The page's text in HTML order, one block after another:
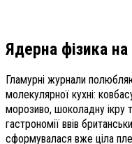
Ядерна фізика на
Гламурні журнали
молекулярної кухні:
морозиво, шоколадну ікру
гастрономії ввів
сформувалася вже ціла